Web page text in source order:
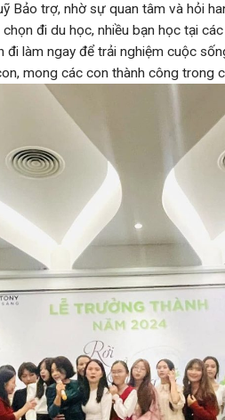
Bảo trợ, nhờ sự quan tâm và hỏi
đi du học, nhiều bạn học tại
làm ngay để trải nghiệm cuộc
mong các con thành công